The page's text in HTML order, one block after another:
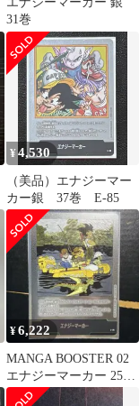
31巻
¥4,530
（美品）エナジーマー
カー銀 37巻 E-85
¥6,222
MANGA BOOSTER 02
エナジーマーカー 25巻
E-79